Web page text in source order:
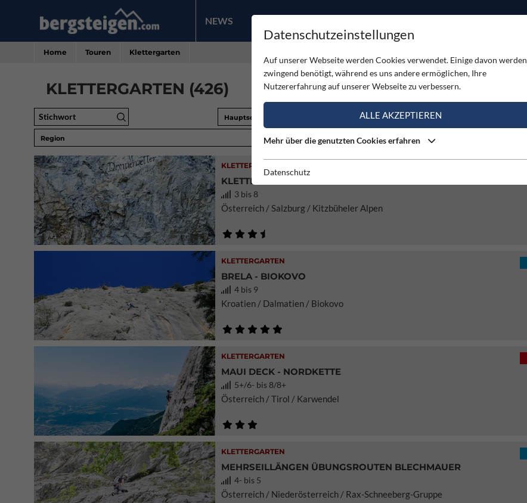
NEWS PRODUKTE
Home Touren Klettergarten
KLETTERGARTEN (426)
Stichwort Hauptschwierigkeit [UIAA] Ausrichtung
Region Gebirge
KLETTERGARTEN
KLETTERGARTEN HINTERSTEIN - WALD IM PINZGAU
3 bis 8
Österreich / Salzburg / Kitzbüheler Alpen
KLETTERGARTEN
BRELA - BIOKOVO
4 bis 9
Kroatien / Dalmatien / Biokovo
KLETTERGARTEN
MAUI DECK - NORDKETTE
5+/6- bis 8/8+
Österreich / Tirol / Karwendel
KLETTERGARTEN
MEHRSEILLÄNGEN ÜBUNGSROUTEN BLECHMAUER
4- bis 5
Österreich / Niederösterreich / Rax-Schneeberg-Gruppe
Datenschutzeinstellungen
Auf unserer Webseite werden Cookies verwendet. Einige davon werden
zwingend benötigt, während es uns andere ermöglichen, Ihre
Nutzererfahrung auf unserer Webseite zu verbessern.
ALLE AKZEPTIEREN
Mehr über die genutzten Cookies erfahren
Datenschutz